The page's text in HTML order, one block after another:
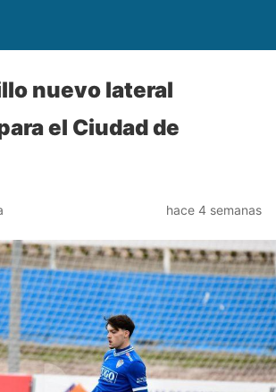
nuevo lateral
el Ciudad de
hace 4 semanas